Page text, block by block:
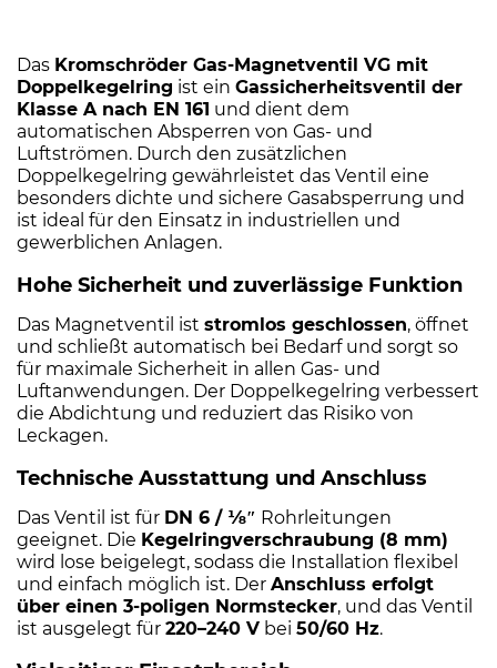
Das Kromschröder Gas-Magnetventil VG mit
Doppelkegelring ist ein Gassicherheitsventil der
Klasse A nach EN 161 und dient dem
automatischen Absperren von Gas- und
Luftströmen. Durch den zusätzlichen
Doppelkegelring gewährleistet das Ventil eine
besonders dichte und sichere Gasabsperrung und
ist ideal für den Einsatz in industriellen und
gewerblichen Anlagen.
Hohe Sicherheit und zuverlässige Funktion
Das Magnetventil ist stromlos geschlossen, öffnet
und schließt automatisch bei Bedarf und sorgt so
für maximale Sicherheit in allen Gas- und
Luftanwendungen. Der Doppelkegelring verbessert
die Abdichtung und reduziert das Risiko von
Leckagen.
Technische Ausstattung und Anschluss
Das Ventil ist für DN 6 / 1⁄8″ Rohrleitungen
geeignet. Die Kegelringverschraubung (8 mm)
wird lose beigelegt, sodass die Installation flexibel
und einfach möglich ist. Der Anschluss erfolgt
über einen 3-poligen Normstecker, und das Ventil
ist ausgelegt für 220–240 V bei 50/60 Hz.